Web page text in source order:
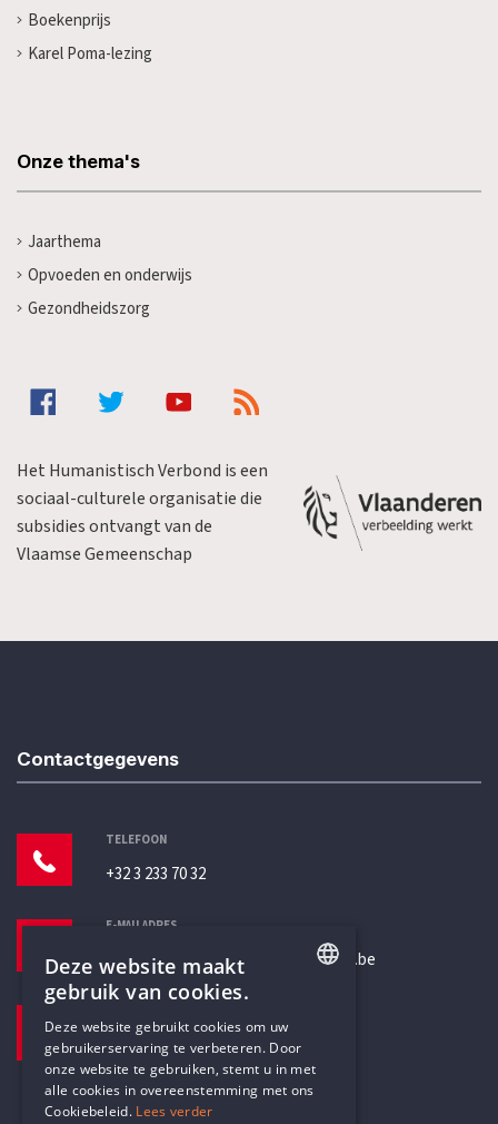
Boekenprijs
Karel Poma-lezing
Onze thema's
Jaarthema
Opvoeden en onderwijs
Gezondheidszorg
Het Humanistisch Verbond is een
sociaal-culturele organisatie die
subsidies ontvangt van de
Vlaamse Gemeenschap
Contactgegevens
TELEFOON
+32 3 233 70 32
E-MAILADRES
secretariaat@humanistischverbond.be
Pottenbrug 4
Antwerpen, 2000
DUTCH
Deze website maakt
gebruik van cookies.
Deze website gebruikt cookies om uw
gebruikerservaring te verbeteren. Door
onze website te gebruiken, stemt u in met
alle cookies in overeenstemming met ons
Cookiebeleid. Lees verder